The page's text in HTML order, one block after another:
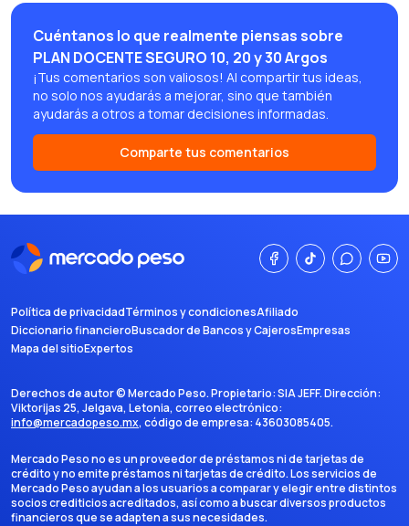
Cuéntanos lo que realmente piensas sobre
PLAN DOCENTE SEGURO 10, 20 y 30 Argos
¡Tus comentarios son valiosos! Al compartir tus ideas,
no solo nos ayudarás a mejorar, sino que también
ayudarás a otros a tomar decisiones informadas.
Comparte tus comentarios
Política de privacidadTérminos y condicionesAfiliado
Diccionario financieroBuscador de Bancos y CajerosEmpresas
Mapa del sitioExpertos
Derechos de autor ©Mercado Peso. Propietario:SIA JEFF. Dirección:
Viktorijas 25, Jelgava, Letonia, correo electrónico:
info@mercadopeso.mx, código de empresa: 43603085405.
Mercado Peso no es un proveedor de préstamos ni de tarjetas de
crédito y no emite préstamos ni tarjetas de crédito. Los servicios de
Mercado Peso ayudan a los usuarios a comparar y elegir entre distintos
socios crediticios acreditados, así como a buscar diversos productos
financieros que se adapten a sus necesidades.